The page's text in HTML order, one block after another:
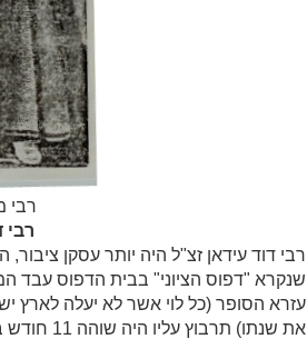
רבי
רבי
רבי דוד עידאן זצ"ל היה יותר עסקן
שנקרא "דפוס הציוני" בבית הדפוס עבד
עזרא הסופר (כל לוי אשר לא יעלה לארץ
את שנתו)